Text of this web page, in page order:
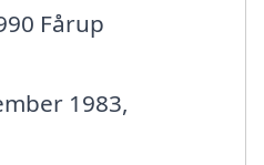
Fårup
1983,